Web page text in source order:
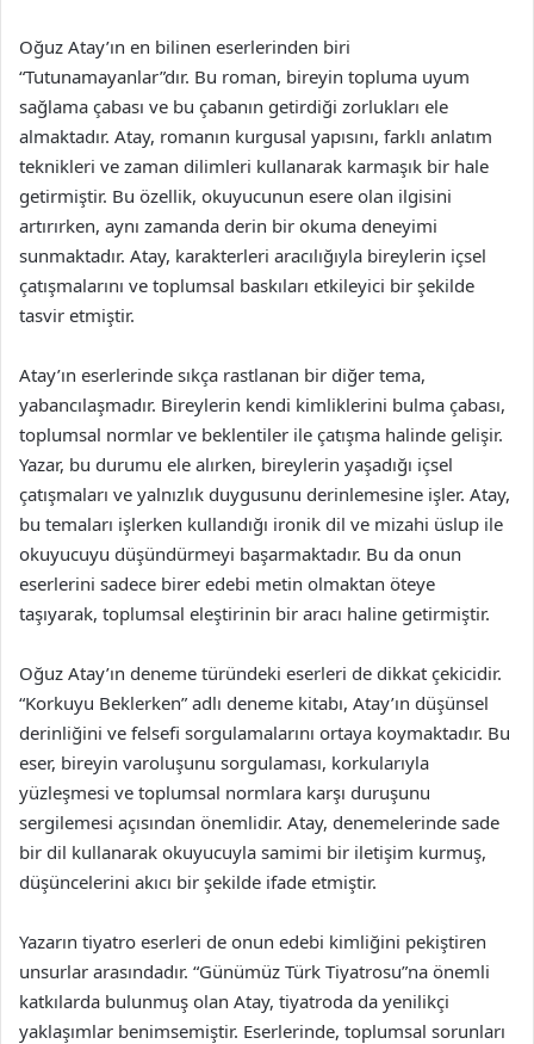
Oğuz Atay’ın en bilinen eserlerinden biri
“Tutunamayanlar”dır. Bu roman, bireyin topluma uyum
sağlama çabası ve bu çabanın getirdiği zorlukları ele
almaktadır. Atay, romanın kurgusal yapısını, farklı anlatım
teknikleri ve zaman dilimleri kullanarak karmaşık bir hale
getirmiştir. Bu özellik, okuyucunun esere olan ilgisini
artırırken, aynı zamanda derin bir okuma deneyimi
sunmaktadır. Atay, karakterleri aracılığıyla bireylerin içsel
çatışmalarını ve toplumsal baskıları etkileyici bir şekilde
tasvir etmiştir.
Atay’ın eserlerinde sıkça rastlanan bir diğer tema,
yabancılaşmadır. Bireylerin kendi kimliklerini bulma çabası,
toplumsal normlar ve beklentiler ile çatışma halinde gelişir.
Yazar, bu durumu ele alırken, bireylerin yaşadığı içsel
çatışmaları ve yalnızlık duygusunu derinlemesine işler. Atay,
bu temaları işlerken kullandığı ironik dil ve mizahi üslup ile
okuyucuyu düşündürmeyi başarmaktadır. Bu da onun
eserlerini sadece birer edebi metin olmaktan öteye
taşıyarak, toplumsal eleştirinin bir aracı haline getirmiştir.
Oğuz Atay’ın deneme türündeki eserleri de dikkat çekicidir.
“Korkuyu Beklerken” adlı deneme kitabı, Atay’ın düşünsel
derinliğini ve felsefi sorgulamalarını ortaya koymaktadır. Bu
eser, bireyin varoluşunu sorgulaması, korkularıyla
yüzleşmesi ve toplumsal normlara karşı duruşunu
sergilemesi açısından önemlidir. Atay, denemelerinde sade
bir dil kullanarak okuyucuyla samimi bir iletişim kurmuş,
düşüncelerini akıcı bir şekilde ifade etmiştir.
Yazarın tiyatro eserleri de onun edebi kimliğini pekiştiren
unsurlar arasındadır. “Günümüz Türk Tiyatrosu”na önemli
katkılarda bulunmuş olan Atay, tiyatroda da yenilikçi
yaklaşımlar benimsemiştir. Eserlerinde, toplumsal sorunları